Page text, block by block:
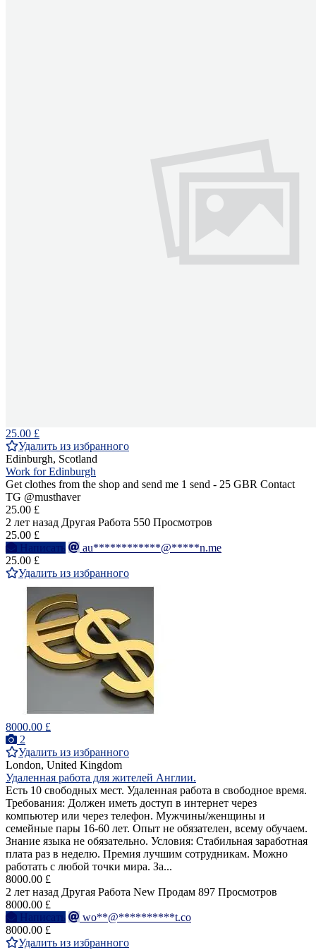
25.00 £
Удалить из избранного
Edinburgh, Scotland
Work for Edinburgh
Get clothes from the shop and send me 1 send - 25 GBR Contact
TG @musthaver
25.00 £
2 лет назад Другая Работа 550 Просмотров
25.00 £
Написать
au************@*****n.me
25.00 £
Удалить из избранного
8000.00 £
2
Удалить из избранного
London, United Kingdom
Удаленная работа для жителей Англии.
Есть 10 свободных мест. Удаленная работа в свободное время.
Требования: Должен иметь доступ в интернет через
компьютер или через телефон. Мужчины/женщины и
семейные пары 16-60 лет. Опыт не обязателен, всему обучаем.
Знание языка не обязательно. Условия: Стабильная заработная
плата раз в неделю. Премия лучшим сотрудникам. Можно
работать с любой точки мира. За...
8000.00 £
2 лет назад Другая Работа New Продам 897 Просмотров
8000.00 £
Написать
wo**@**********t.co
8000.00 £
Удалить из избранного